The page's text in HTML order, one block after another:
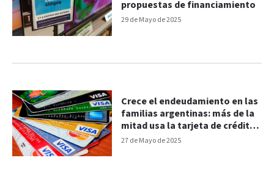
29 de Mayo de 2025
propuestas de financiamiento
27 de Mayo de 2025
Crece el endeudamiento en las
familias argentinas: más de la
mitad usa la tarjeta de crédito
para comprar alimentos